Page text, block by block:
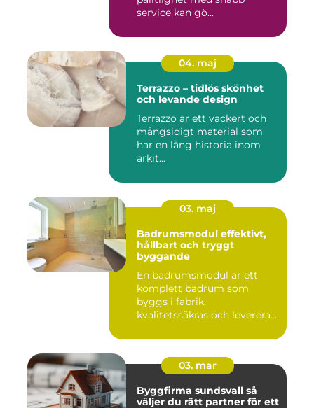
service kan gö...
04. maj
Terrazzo – tidlös skönhet
och levande design
Terrazzo är ett vackert och
mångsidigt material som
har en lång historia inom
arkit...
03. maj
Badrumsmodul effektivt,
hållbart och tryggt
byggande
En badrumsmodul är ett
komplett badrum som
byggs i fabrik,
kvalitetssäkras och levereras
03. mar
Byggfirma sundsvall så
väljer du rätt partner för ett